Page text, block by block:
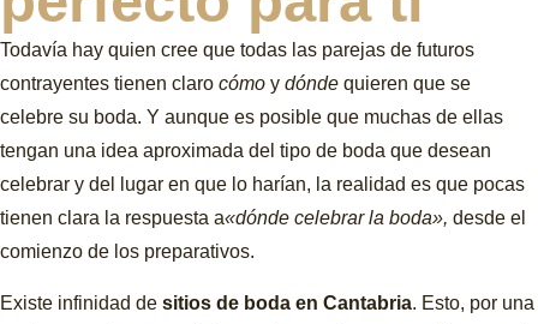
Todavía hay quien cree que todas las parejas de futuros
contrayentes tienen claro cómo y dónde quieren que se
celebre su boda. Y aunque es posible que muchas de ellas
tengan una idea aproximada del tipo de boda que desean
celebrar y del lugar en que lo harían, la realidad es que pocas
tienen clara la respuesta a«dónde celebrar la boda», desde el
comienzo de los preparativos.
Existe infinidad de sitios de boda en Cantabria. Esto, por una